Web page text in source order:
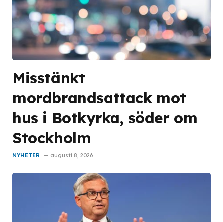
Misstänkt
mordbrandsattack mot
hus i Botkyrka, söder om
Stockholm
NYHETER augusti 8, 2026